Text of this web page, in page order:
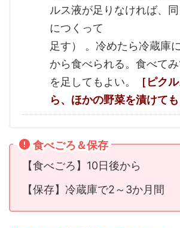
ルス液が足りなければ、
につくって
足す） 。冷めたら冷蔵庫
から食べられる。食べて
を足してもよい。
［ピク
ら、ほかの野菜を漬けても
食べごろ＆保存
【食べごろ】10日後から
【保存】冷蔵庫で2～3か月間